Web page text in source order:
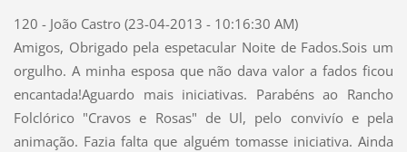
120 - João Castro (23-04-2013 - 10:16:30 AM)
Amigos, Obrigado pela espetacular Noite de Fados.Sois um
orgulho. A minha esposa que não dava valor a fados ficou
encantada!Aguardo mais iniciativas. Parabéns ao Rancho
Folclórico "Cravos e Rosas" de Ul, pelo convivío e pela
animação. Fazia falta que alguém tomasse iniciativa. Ainda